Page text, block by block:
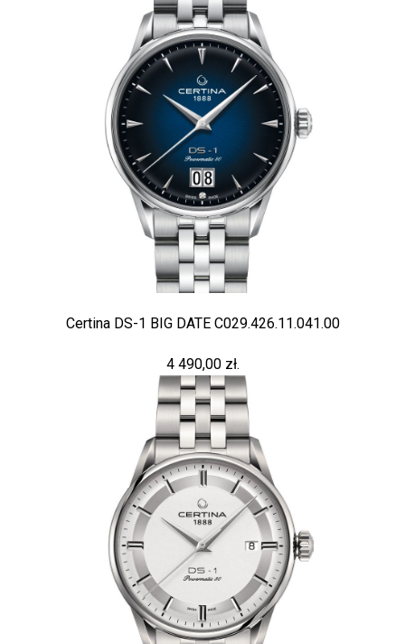
Certina DS-1 BIG DATE C029.426.11.041.00
4 490,00 zł.